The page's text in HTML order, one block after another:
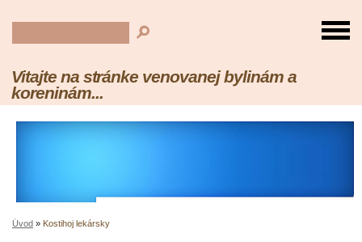
Vitajte na stránke venovanej bylinám a
koreninám...
Úvod » Kostihoj lekársky